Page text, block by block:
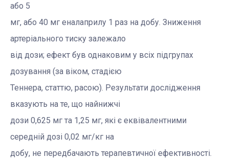
або 5
мг, або 40 мг еналаприлу 1 раз на добу. Зниження
артеріального тиску залежало
від дози; ефект був однаковим у всіх підгрупах
дозування (за віком, стадією
Теннера, статтю, расою). Результати дослідження
вказують на те, що найнижчі
дози 0,625 мг та 1,25 мг, які є еквівалентними
середній дозі 0,02 мг/кг на
добу, не передбачають терапевтичної ефективності.